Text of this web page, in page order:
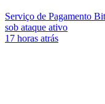
Serviço de Pagamento
sob ataque ativo
17 horas atrás